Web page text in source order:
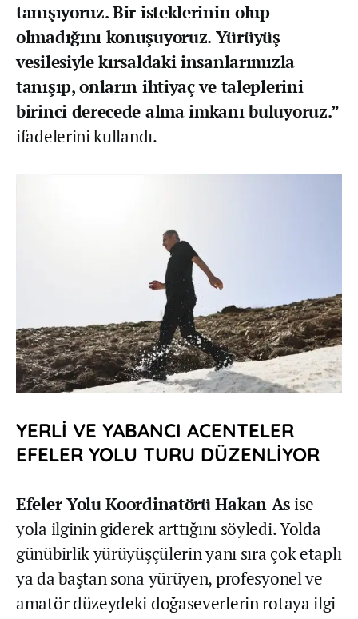
tanışıyoruz. Bir isteklerinin olup
olmadığını konuşuyoruz. Yürüyüş
vesilesiyle kırsaldaki insanlarımızla
tanışıp, onların ihtiyaç ve taleplerini
birinci derecede alma imkanı buluyoruz.”
ifadelerini kullandı.
YERLİ VE YABANCI ACENTELER
EFELER YOLU TURU DÜZENLİYOR
Efeler Yolu Koordinatörü Hakan As ise
yola ilginin giderek arttığını söyledi. Yolda
günübirlik yürüyüşçülerin yanı sıra çok etaplı
ya da baştan sona yürüyen, profesyonel ve
amatör düzeydeki doğaseverlerin rotaya ilgi